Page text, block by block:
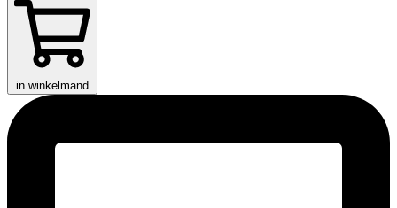
in winkelmand